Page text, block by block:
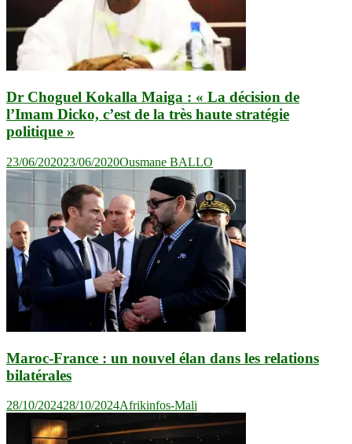
Dr Choguel Kokalla Maiga : « La décision de
l’Imam Dicko, c’est de la très haute stratégie
politique »
23/06/202023/06/2020Ousmane BALLO
Maroc-France : un nouvel élan dans les relations
bilatérales
28/10/202428/10/2024Afrikinfos-Mali